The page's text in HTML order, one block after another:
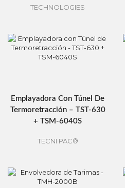
TECHNOLOGIES
Emplayadora Con Túnel De
Termoretracción – TST-630
+ TSM-6040S
TECNI PAC®